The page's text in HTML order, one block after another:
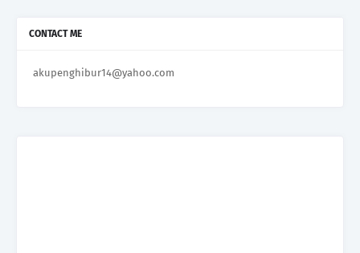
CONTACT ME
akupenghibur14@yahoo.com